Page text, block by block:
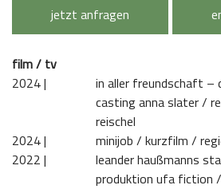
jetzt anfragen
film / tv
2024 |
in aller freundschaft –
casting anna slater /
reischel
2024 |
minijob / kurzfilm /
2022 |
leander haußmanns
produktion ufa fiction